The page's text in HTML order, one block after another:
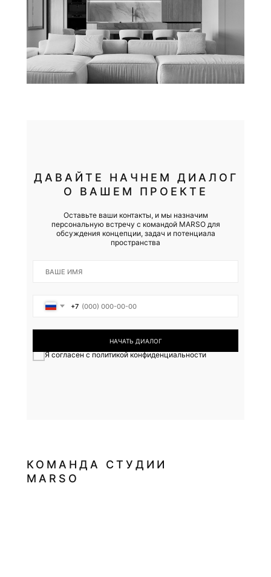
ДАВАЙТЕ НАЧНЕМ ДИАЛОГ
О ВАШЕМ ПРОЕКТЕ
Оставьте ваши контакты, и мы назначим
персональную встречу с командой MARSO для
обсуждения концепции, задач и потенциала
пространства
Я согласен с политикой конфиденциальности
+7
НАЧАТЬ ДИАЛОГ
КОМАНДА СТУДИИ
MARSO